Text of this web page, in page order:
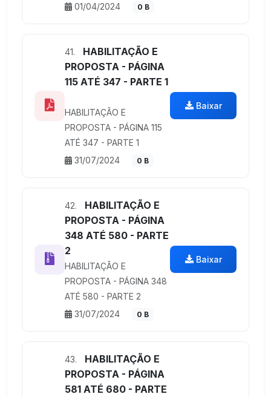
01/04/2024
0 B
41.
HABILITAÇÃO E
PROPOSTA - PÁGINA
115 ATÉ 347 - PARTE 1
HABILITAÇÃO E
PROPOSTA - PÁGINA 115
ATÉ 347 - PARTE 1
31/07/2024
0 B
Baixar
42.
HABILITAÇÃO E
PROPOSTA - PÁGINA
348 ATÉ 580 - PARTE
2
HABILITAÇÃO E
PROPOSTA - PÁGINA 348
ATÉ 580 - PARTE 2
31/07/2024
0 B
Baixar
43.
HABILITAÇÃO E
PROPOSTA - PÁGINA
581 ATÉ 680 - PARTE